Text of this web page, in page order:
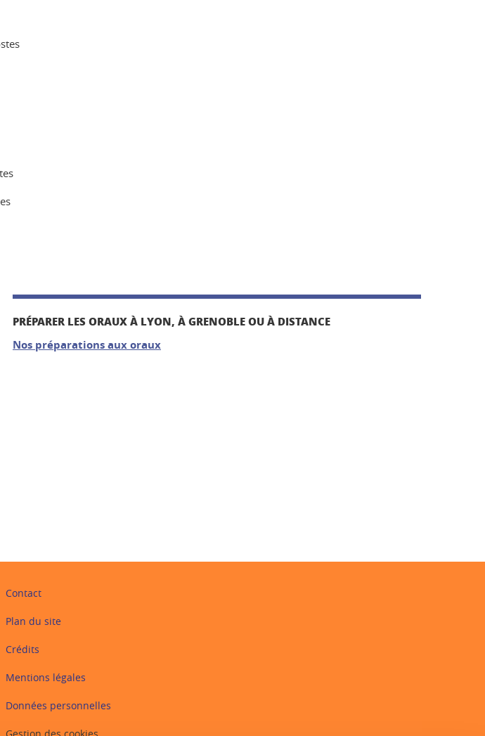
PRÉPARER LES ORAUX À LYON, À GRENOBLE OU À DISTANCE
Nos préparations aux oraux
Contact
Plan du site
Crédits
Mentions légales
Données personnelles